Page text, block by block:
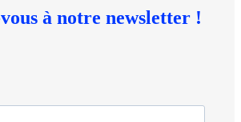
à notre newsletter !